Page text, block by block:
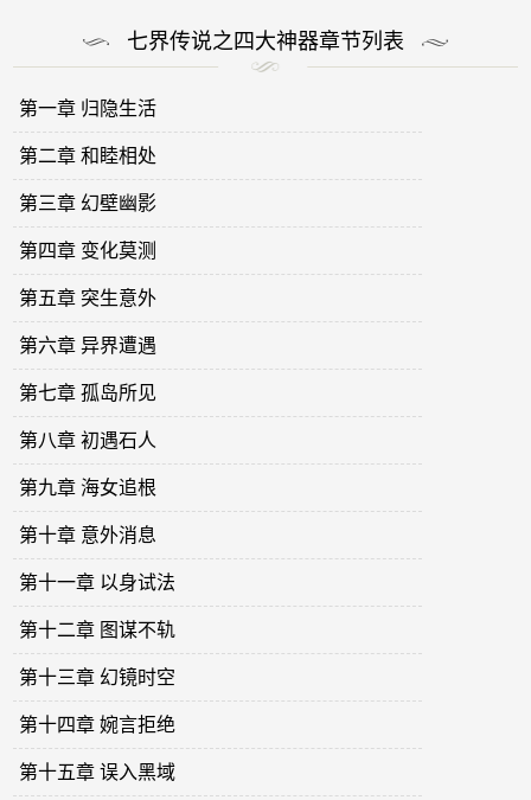
七界传说之四大神器章节列表
第一章 归隐生活
第二章 和睦相处
第三章 幻壁幽影
第四章 变化莫测
第五章 突生意外
第六章 异界遭遇
第七章 孤岛所见
第八章 初遇石人
第九章 海女追根
第十章 意外消息
第十一章 以身试法
第十二章 图谋不轨
第十三章 幻镜时空
第十四章 婉言拒绝
第十五章 误入黑域